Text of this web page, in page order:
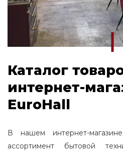
Каталог
интернет-
EuroHall
В нашем интернет-
ассортимент бытовой